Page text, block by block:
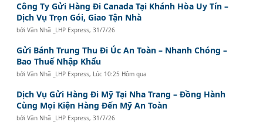
Công Ty Gửi Hàng Đi Canada Tại Khánh Hòa Uy Tín –
Dịch Vụ Trọn Gói, Giao Tận Nhà
bởiVăn Nhã _LHP Express,31/7/26
Gửi Bánh Trung Thu Đi Úc An Toàn – Nhanh Chóng –
Bao Thuế Nhập Khẩu
bởiVăn Nhã _LHP Express, Lúc 10:25 Hôm qua
Dịch Vụ Gửi Hàng Đi Mỹ Tại Nha Trang – Đồng Hành
Cùng Mọi Kiện Hàng Đến Mỹ An Toàn
bởiVăn Nhã _LHP Express,31/7/26